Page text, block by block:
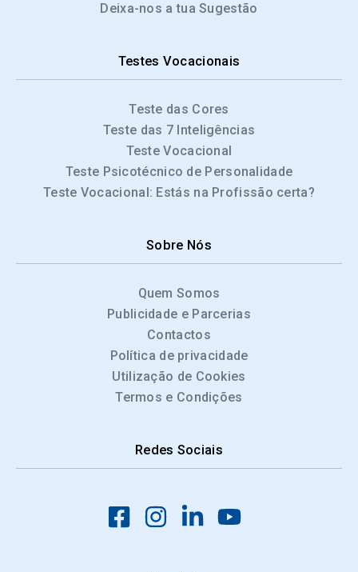
Deixa-nos a tua Sugestão
Testes Vocacionais
Teste das Cores
Teste das 7 Inteligências
Teste Vocacional
Teste Psicotécnico de Personalidade
Teste Vocacional: Estás na Profissão certa?
Sobre Nós
Quem Somos
Publicidade e Parcerias
Contactos
Política de privacidade
Utilização de Cookies
Termos e Condições
Redes Sociais